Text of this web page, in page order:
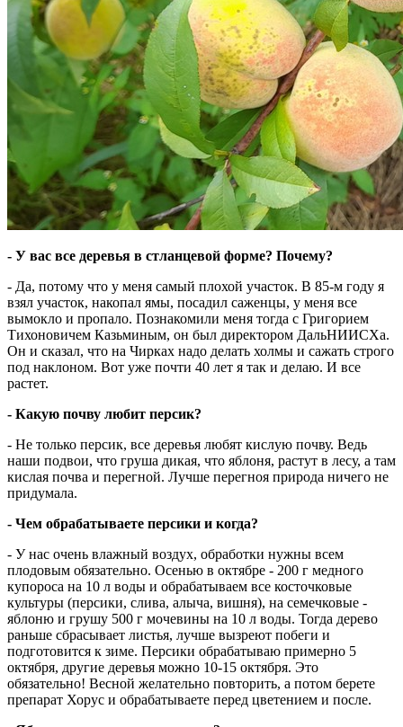
- У вас все деревья в стланцевой форме? Почему?
- Да, потому что у меня самый плохой участок. В 85-м году я
взял участок, накопал ямы, посадил саженцы, у меня все
вымокло и пропало. Познакомили меня тогда с Григорием
Тихоновичем Казьминым, он был директором ДальНИИСХа.
Он и сказал, что на Чирках надо делать холмы и сажать строго
под наклоном. Вот уже почти 40 лет я так и делаю. И все
растет.
- Какую почву любит персик?
- Не только персик, все деревья любят кислую почву. Ведь
наши подвои, что груша дикая, что яблоня, растут в лесу, а там
кислая почва и перегной. Лучше перегноя природа ничего не
придумала.
- Чем обрабатываете персики и когда?
- У нас очень влажный воздух, обработки нужны всем
плодовым обязательно. Осенью в октябре - 200 г медного
купороса на 10 л воды и обрабатываем все косточковые
культуры (персики, слива, алыча, вишня), на семечковые -
яблоню и грушу 500 г мочевины на 10 л воды. Тогда дерево
раньше сбрасывает листья, лучше вызреют побеги и
подготовится к зиме. Персики обрабатываю примерно 5
октября, другие деревья можно 10-15 октября. Это
обязательно! Весной желательно повторить, а потом берете
препарат Хорус и обрабатываете перед цветением и после.